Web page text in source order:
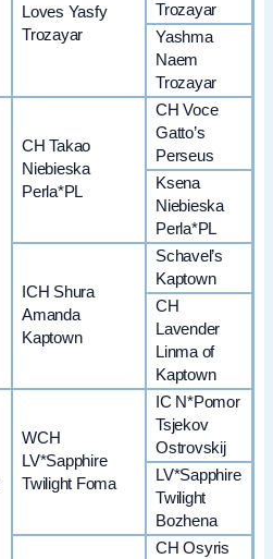
Loves Yasfy
Trozayar
Trozayar
Yashma
Naem
Trozayar
CH Takao
Niebieska
Perla*PL
CH Voce
Gatto’s
Perseus
Ksena
Niebieska
Perla*PL
ICH Shura
Amanda
Kaptown
Schavel’s
Kaptown
CH
Lavender
Linma of
Kaptown
WCH
LV*Sapphire
Twilight Foma
IC N*Pomor
Tsjekov
Ostrovskij
LV*Sapphire
Twilight
Bozhena
CH Osyris